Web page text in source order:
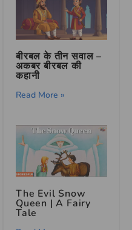
बीरबल के तीन सवाल –
अकबर बीरबल की
कहानी
Read More »
The Evil Snow
Queen | A Fairy
Tale